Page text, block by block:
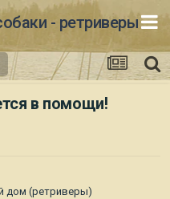
- ретриверы
в помощи!
дом (ретриверы)